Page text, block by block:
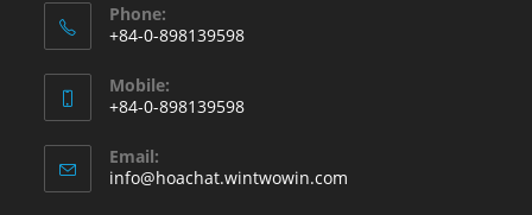
Phone:
+84-0-898139598
Mobile:
+84-0-898139598
Email:
info@hoachat.wintwowin.com